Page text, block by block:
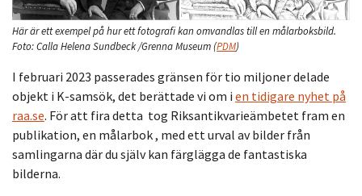
Här är ett exempel på hur ett fotografi kan omvandlas till en målarboksbild.
Foto:Calla Helena Sundbeck /Grenna Museum(PDM)
I februari 2023 passerades gränsen för tio miljoner delade
objekt i K-samsök, det berättade vi om i en tidigare nyhet på
raa.se. För att fira detta tog Riksantikvarieämbetet fram en
publikation, en målarbok , med ett urval av bilder från
samlingarna där du själv kan färglägga de fantastiska
bilderna.